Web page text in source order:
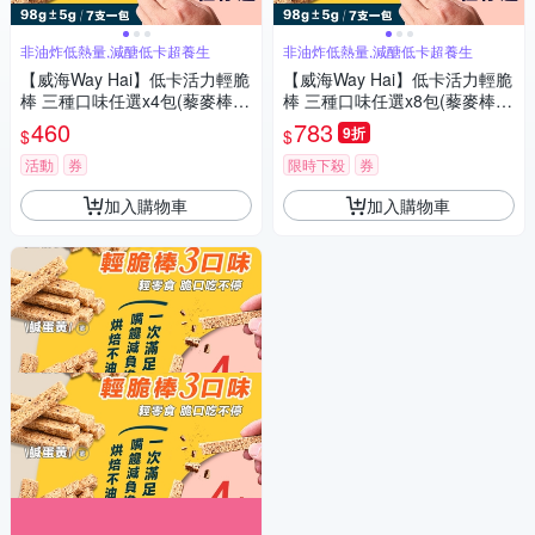
非油炸低熱量,減醣低卡超養生
【威海Way Hai】低卡活力輕脆
棒 三種口味任選x4包(藜麥棒/
千層棒/鹹蛋黃/蔓越莓/紅藜)
$460
活動 券
加入購物車
非油炸低熱量,減醣低卡超養生
【威海Way Hai】低卡活力輕脆
棒 三種口味任選x8包(藜麥棒/
千層棒/鹹蛋黃/蔓越莓/紅藜)
$783 9折
限時下殺 券
加入購物車